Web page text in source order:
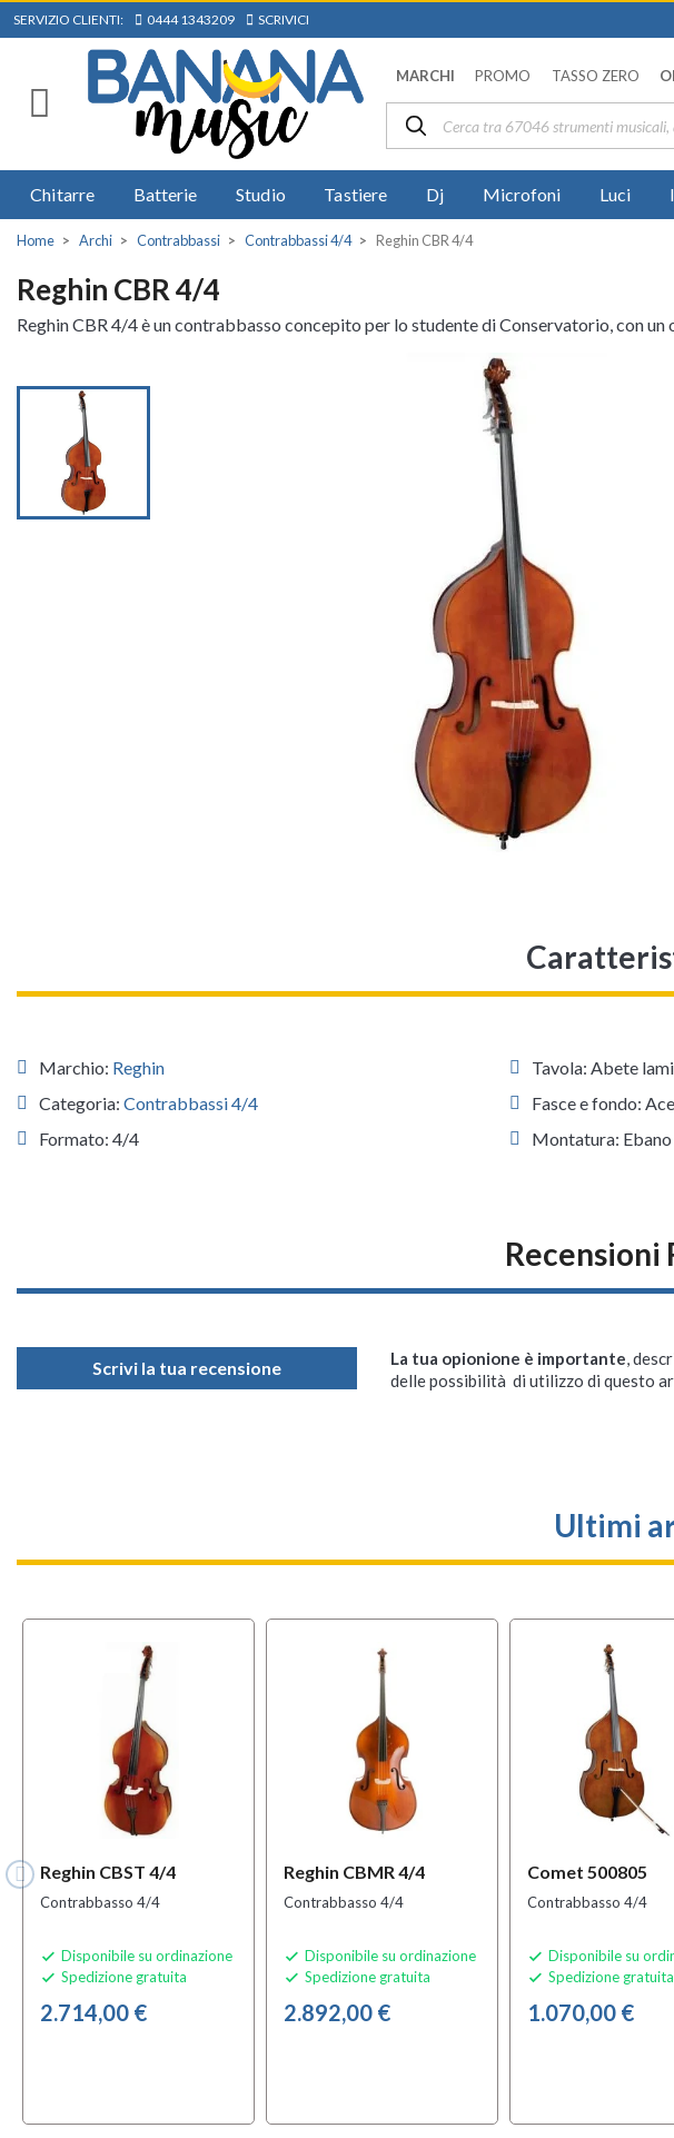
SERVIZIO CLIENTI: 0444 1343209 SCRIVICI
MARCHI PROMO TASSO ZERO
Chitarre Batterie Studio Tastiere Dj Microfoni Luci
Home Archi Contrabbassi Contrabbassi 4/4 Reghin CBR 4/4
Reghin CBR 4/4
Reghin CBR 4/4 è un contrabbasso concepito per lo studente di Conservatorio, con
Marchio: Reghin
Categoria: Contrabbassi 4/4
Formato: 4/4
Tavola: Abete
Fasce e fondo:
Montatura: Ebano
Recensioni
Scrivi la tua recensione La tua opionione è importante,
delle possibilità di utilizzo di questo
Ultimi
Reghin CBST 4/4
Contrabbasso 4/4
 Disponibile su ordinazione
 Spedizione gratuita
2.714,00 €
Reghin CBMR 4/4
Contrabbasso 4/4
 Disponibile su ordinazione
 Spedizione gratuita
2.892,00 €
Comet 500805
Contrabbasso 4/4
 Disponibile su
 Spedizione gratuita
1.070,00 €